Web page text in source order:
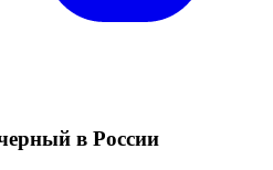
в России